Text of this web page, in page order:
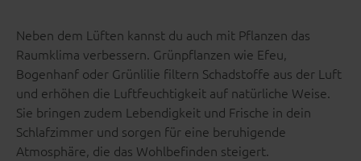
Neben dem Lüften kannst du auch mit Pflanzen das
Raumklima verbessern. Grünpflanzen wie Efeu,
Bogenhanf oder Grünlilie filtern Schadstoffe aus der Luft
und erhöhen die Luftfeuchtigkeit auf natürliche Weise.
Sie bringen zudem Lebendigkeit und Frische in dein
Schlafzimmer und sorgen für eine beruhigende
Atmosphäre, die das Wohlbefinden steigert.